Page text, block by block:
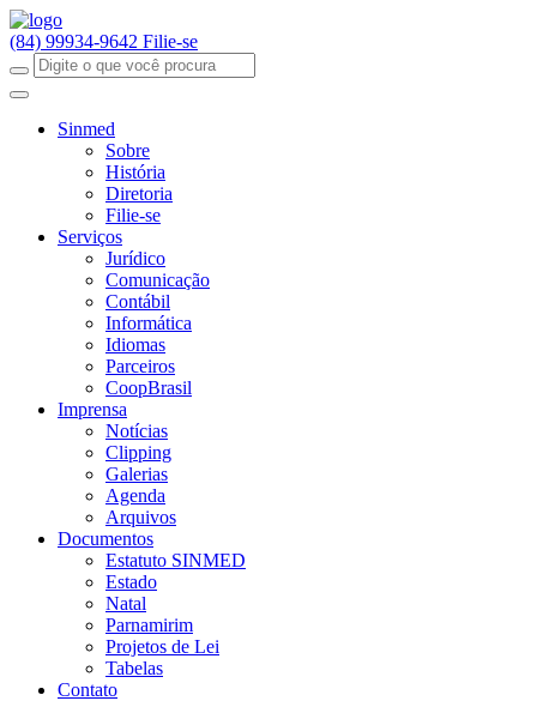
(84) 99934-9642 Filie-se
Sinmed
Sobre
História
Diretoria
Filie-se
Serviços
Jurídico
Comunicação
Contábil
Informática
Idiomas
Parceiros
CoopBrasil
Imprensa
Notícias
Clipping
Galerias
Agenda
Arquivos
Documentos
Estatuto SINMED
Estado
Natal
Parnamirim
Projetos de Lei
Tabelas
Contato